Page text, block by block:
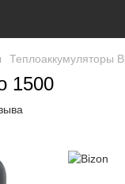
Теплоаккумуляторы
1500